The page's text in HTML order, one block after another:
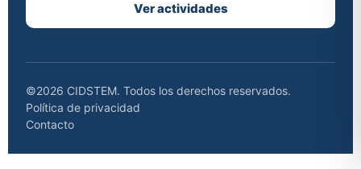
Ver actividades
©2026 CIDSTEM. Todos los derechos reservados.
Política de privacidad
Contacto